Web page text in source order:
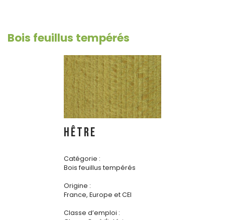
Bois feuillus tempérés
HÊTRE
Catégorie :
Bois feuillus tempérés
Origine :
France, Europe et CEI
Classe d’emploi :